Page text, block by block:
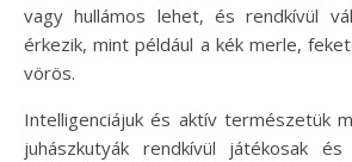
vagy hullámos lehet, és rendkívül
érkezik, mint például a kék merle,
vörös.
Intelligenciájuk és aktív természetük
juhászkutyák rendkívül játékosak